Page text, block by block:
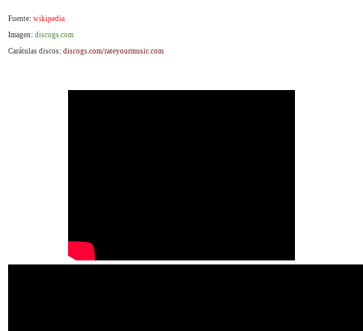
Fuente: wikipedia
Imagen: discogs.com
Carátulas discos: discogs.com/rateyourmusic.com